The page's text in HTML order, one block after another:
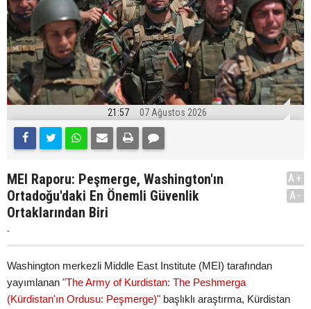
21:57 07 Ağustos 2026
MEI Raporu: Peşmerge, Washington'ın
Ortadoğu'daki En Önemli Güvenlik
Ortaklarından Biri
.
A+
A-
Washington merkezli Middle East Institute (MEI) tarafından
yayımlanan "The Army of Kurdistan: The Peshmerga
(Kürdistan'ın Ordusu: Peşmerge)" başlıklı araştırma, Kürdistan